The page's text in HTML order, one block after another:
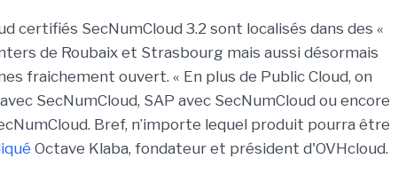
certifiés SecNumCloud 3.2 sont localisés dans des «
de Roubaix et Strasbourg mais aussi désormais
fraichement ouvert. « En plus de Public Cloud, on
SecNumCloud, SAP avec SecNumCloud ou encore
Bref, n’importe lequel produit pourra être
Octave Klaba, fondateur et président d'OVHcloud.